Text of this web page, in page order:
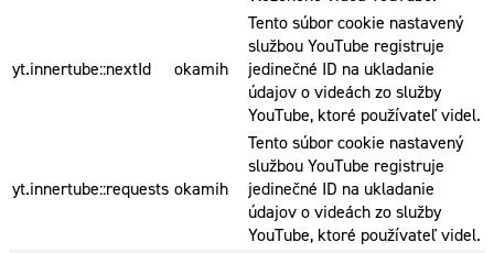
yt.innertube::nextId okamih
Tento súbor cookie nastavený
službou YouTube registruje
jedinečné ID na ukladanie
údajov o videách zo služby
YouTube, ktoré používateľ videl.
yt.innertube::requests okamih
Tento súbor cookie nastavený
službou YouTube registruje
jedinečné ID na ukladanie
údajov o videách zo služby
YouTube, ktoré používateľ videl.